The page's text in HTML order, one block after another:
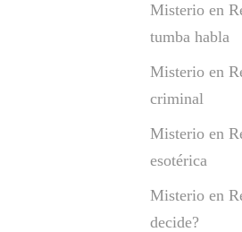
Misterio en
tumba habla
Misterio en
criminal
Misterio en
esotérica
Misterio en
decide?